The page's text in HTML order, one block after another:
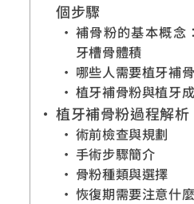
個步驟
補骨粉的基本概念
牙槽骨體積
哪些人需要植牙補
植牙補骨粉與植牙
植牙補骨粉過程解
術前檢查與規劃
手術步驟簡介
骨粉種類與選擇
恢復期需要注意什麼